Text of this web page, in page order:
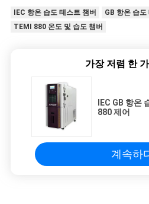
IEC 항온 습도 테스트 챔버
GB 항온 습도
TEMI 880 온도 및 습도 챔버
가장 저렴 한
IEC GB 항온
880 제어
계속하